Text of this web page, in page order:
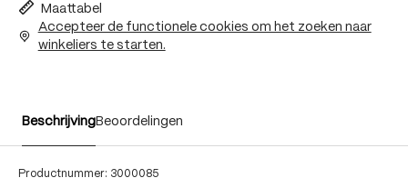
Maattabel
Accepteer de functionele cookies om het zoeken naar
winkeliers te starten.
BeschrijvingBeoordelingen
Productnummer: 3000085